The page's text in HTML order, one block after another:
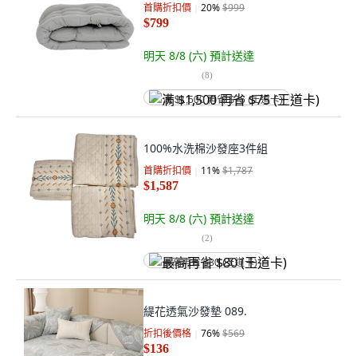
首購折扣價 20%$999
$799
明天 8/8 (六) 預計送達
(8)
满 $1,500 再省 $75 (王道卡)
100%水洗棉沙發座3件組
首購折扣價 11%$1,787
$1,587
明天 8/8 (六) 預計送達
(2)
最高再省 $80 (王道卡)
緹花透氣沙發墊 089.
折扣後價格 76%$569
$136